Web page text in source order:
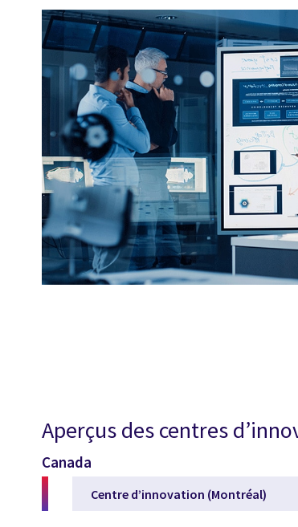
Aperçus des centres
Canada
Centre d’innovation (Montréal)